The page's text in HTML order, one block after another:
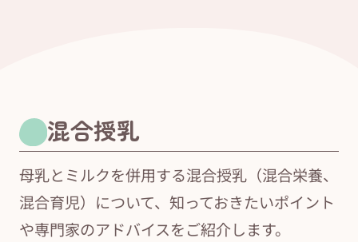
混合授乳
母乳とミルクを併用する混合授乳（混合栄養、
混合育児）について、知っておきたいポイント
や専門家のアドバイスをご紹介します。